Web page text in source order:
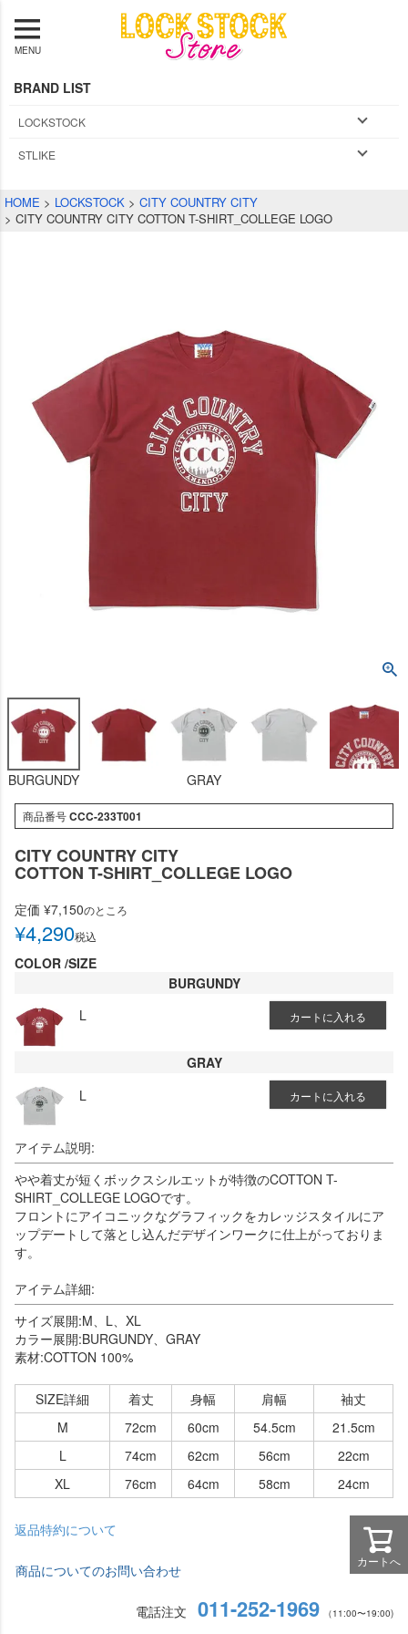
MENU
BRAND LIST
LOCKSTOCK
STLIKE
HOME LOCKSTOCK
CITY COUNTRY CITY
CITY COUNTRY CITY COTTON T-SHIRT_COLLEGE LOGO
BURGUNDY GRAY
商品番号CCC-233T001
CITY COUNTRY CITY
COTTON T-SHIRT_COLLEGE LOGO
定価 ¥7,150のところ
¥4,290税込
COLOR SIZE
BURGUNDY
L
カートに入れる
GRAY
L
カートに入れる
アイテム説明:
やや着丈が短くボックスシルエットが特徴のCOTTON T-
SHIRT_COLLEGE LOGOです。
フロントにアイコニックなグラフィックをカレッジスタイルにア
ップデートして落とし込んだデザインワークに仕上がっておりま
す。
アイテム詳細:
サイズ展開:M、L、XL
カラー展開:BURGUNDY、GRAY
素材:COTTON 100%
SIZE詳細 着丈 身幅 肩幅
袖丈
M
72cm 60cm 54.5cm
21.5cm
L
74cm 62cm 56cm
22cm
XL
76cm 64cm 58cm 24cm
返品特約について
商品についてのお問い合わせ
電話注文 011-252-1969 （11:00〜19:00)
カートへ